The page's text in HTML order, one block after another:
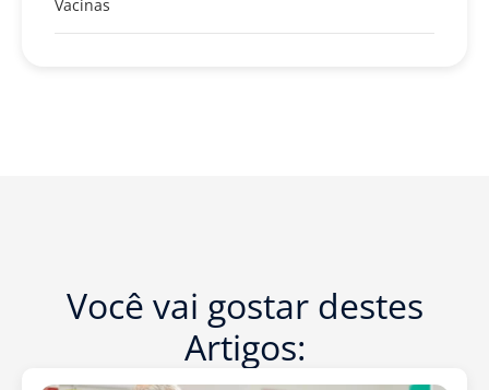
Vacinas
Você vai gostar destes
Artigos: